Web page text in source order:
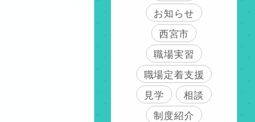
お知らせ
西宮市
職場実習
職場定着支援
見学
相談
制度紹介